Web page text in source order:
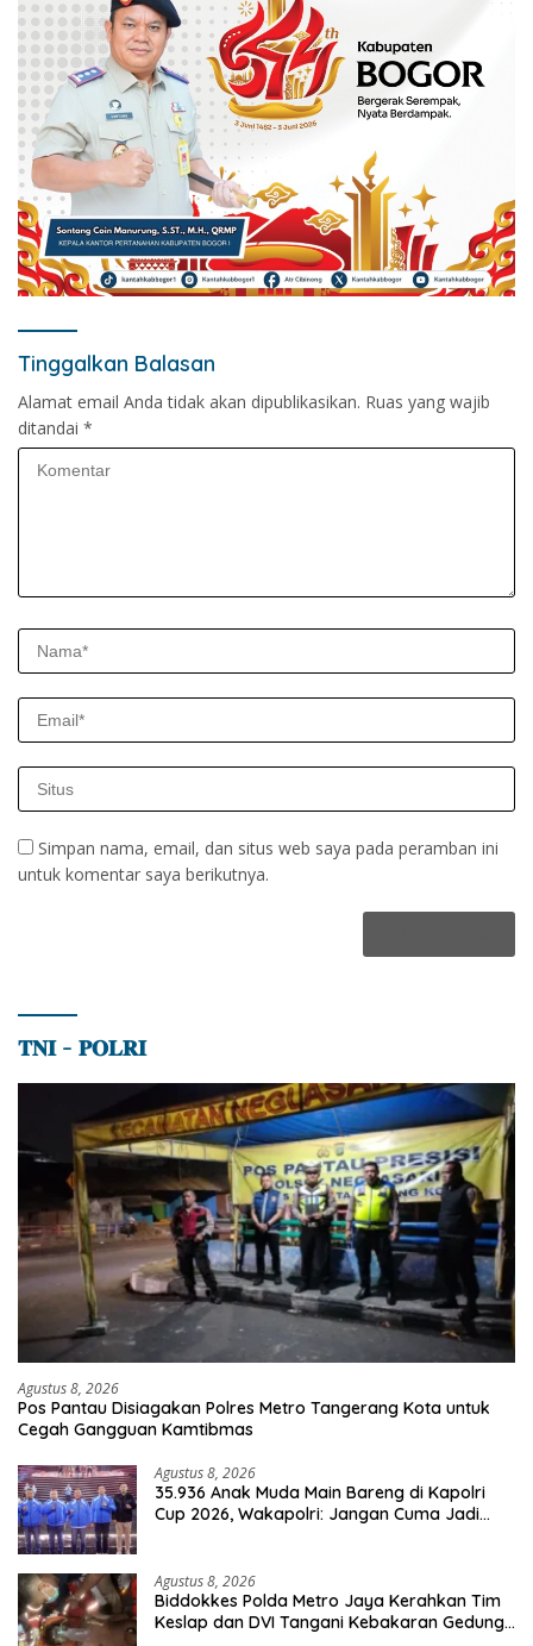
Tinggalkan Balasan
Alamat email Anda tidak akan dipublikasikan. Ruas yang wajib
ditandai *
Simpan nama, email, dan situs web saya pada peramban ini
untuk komentar saya berikutnya.
𝐓𝐍𝐈 – 𝐏𝐎𝐋𝐑𝐈
Agustus 8, 2026
Pos Pantau Disiagakan Polres Metro Tangerang Kota untuk
Cegah Gangguan Kamtibmas
Agustus 8, 2026
35.936 Anak Muda Main Bareng di Kapolri
Cup 2026, Wakapolri: Jangan Cuma Jadi
Agustus 8, 2026
Biddokkes Polda Metro Jaya Kerahkan Tim
Keslap dan DVI Tangani Kebakaran Gedung